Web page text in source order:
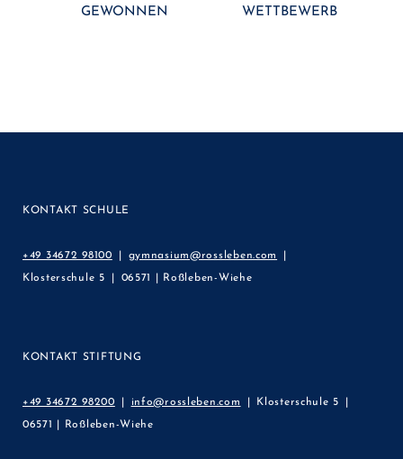
GEWONNEN
WETTBEWERB
KONTAKT SCHULE
+49 34672 98100 gymnasium@rossleben.com
Klosterschule 5 06571 | Roßleben-Wiehe
KONTAKT STIFTUNG
+49 34672 98200 info@rossleben.com Klosterschule 5
06571 | Roßleben-Wiehe